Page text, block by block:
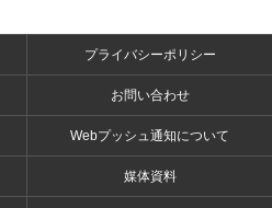
プライバシーポリシー
お問い合わせ
Webプッシュ通知について
媒体資料